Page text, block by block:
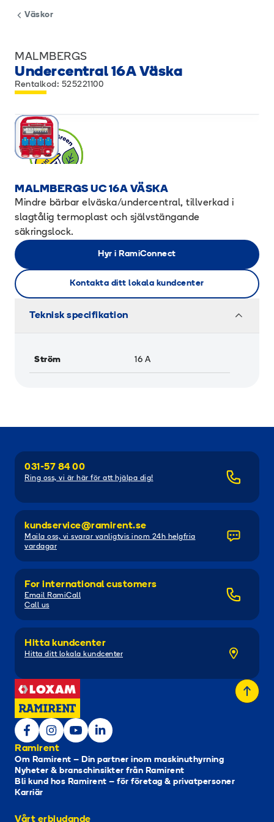
Väskor
MALMBERGS
Undercentral 16A Väska
Rentalkod: 525221100
MALMBERGS UC 16A VÄSKA
Mindre bärbar elväska/undercentral, tillverkad i
slagtålig termoplast och självstängande
säkringslock.
Hyr i RamiConnect
Kontakta ditt lokala kundcenter
Teknisk specifikation
Ström 16 A
031-57 84 00
Ring oss, vi är här för att hjälpa dig!
kundservice@ramirent.se
Maila oss, vi svarar vanligtvis inom 24h helgfria
vardagar
For international customers
Email RamiCall
Call us
Hitta kundcenter
Hitta ditt lokala kundcenter
Ramirent
Om Ramirent – Din partner inom maskinuthyrning
Nyheter & branschinsikter från Ramirent
Bli kund hos Ramirent – för företag & privatpersoner
Karriär
Vårt erbjudande